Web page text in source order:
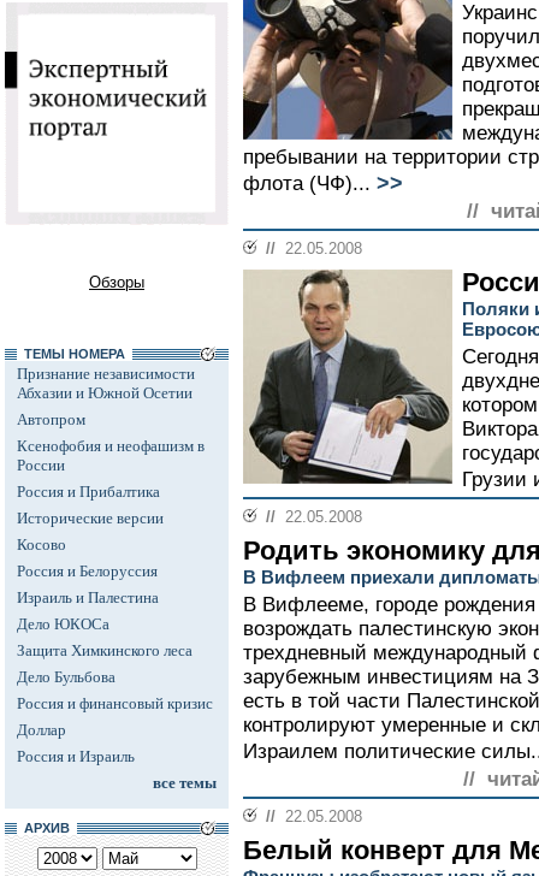
Обзоры
ТЕМЫ НОМЕРА
Признание независимости
Абхазии и Южной Осетии
Автопром
Ксенофобия и неофашизм в
России
Россия и Прибалтика
Исторические версии
Косово
Россия и Белоруссия
Израиль и Палестина
Дело ЮКОСа
Защита Химкинского леса
Дело Бульбова
Россия и финансовый кризис
Доллар
Россия и Израиль
все темы
АРХИВ
пребывании на территории
флота (ЧФ)... >>
//
// 22.05.2008
Поляки
Грузии
// 22.05.2008
Родить экономику
В Вифлеем приехали
В Вифлееме, городе
возрождать палестинскую
трехдневный
зарубежным инвестициям на
есть в той части
контролируют умеренные и
Израилем политические
//
// 22.05.2008
Белый конверт для